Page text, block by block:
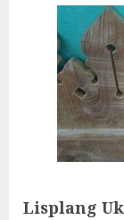
Lisplang